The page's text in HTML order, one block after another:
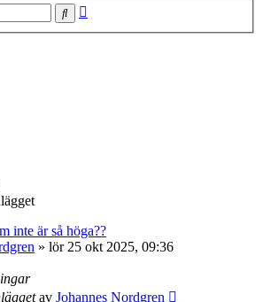
Sök
inte är så höga??
» lör 25 okt 2025, 09:36
av Johannes Nordgren